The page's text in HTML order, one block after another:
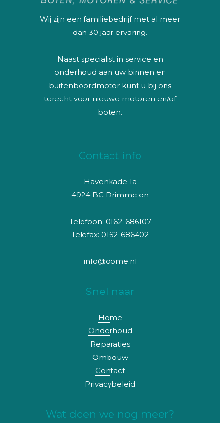
Wij zijn een familiebedrijf met al meer
dan 30 jaar ervaring.
Naast specialist in service en
onderhoud aan uw binnen en
buitenboordmotor kunt u bij ons
terecht voor nieuwe motoren en/of
boten.
Contact info
Havenkade 1a
4924 BC Drimmelen
Telefoon: 0162-686107
Telefax: 0162-686402
info@oome.nl
Snel naar
Home
Onderhoud
Reparaties
Ombouw
Contact
Privacybeleid
Wat doen we nog meer?